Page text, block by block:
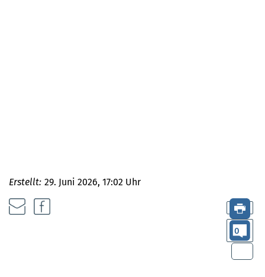
Erstellt: 29. Juni 2026, 17:02 Uhr
0